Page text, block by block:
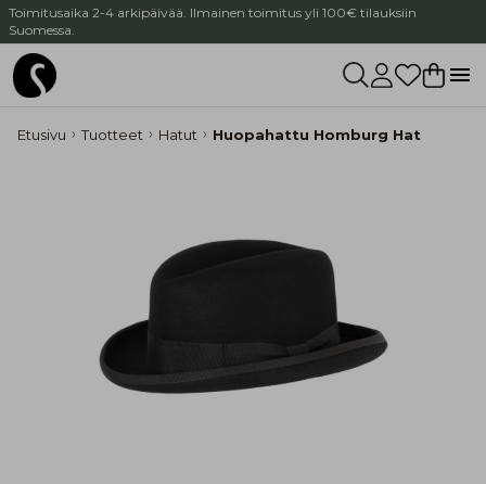
Toimitusaika 2-4 arkipäivää. Ilmainen toimitus yli 100€ tilauksiin
Suomessa.
Etusivu Tuotteet Hatut Huopahattu Homburg Hat